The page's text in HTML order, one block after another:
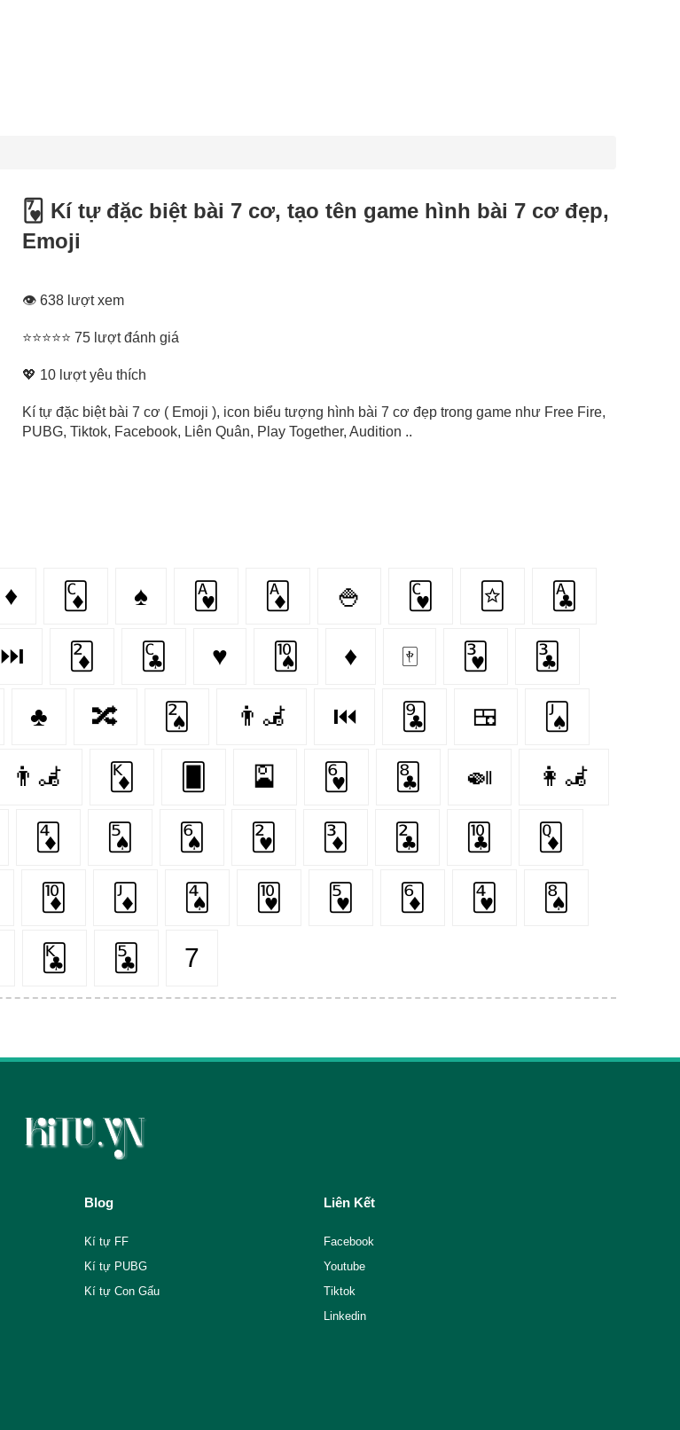
🂷 Kí tự đặc biệt bài 7 cơ, tạo tên game hình bài 7 cơ đẹp,
Emoji
👁 638 lượt xem
⭐⭐⭐⭐⭐ 75 lượt đánh giá
💖 10 lượt yêu thích
Kí tự đặc biệt bài 7 cơ ( Emoji ), icon biểu tượng hình bài 7 cơ đẹp trong game như Free Fire,
PUBG, Tiktok, Facebook, Liên Quân, Play Together, Audition ..
♦️ 🃌 ♠️ 🂱 🃁 🍚 🂼 🃟 🃑
⏭ 🃂 🃜 ♥️ 🂪 ♦ 🀄 🂳 🃓
♣️ 🔀 🂢 👨‍🦼‍️ ⏮ 🃙 🍱 🂫
👨‍🦼 🃎 🎴 🂶 🃘 🍛 👩‍🦼
🃄 🂥 🂦 🂲 🃃 🃒 🃚 🃍
🃊 🃋 🂤 🂺 🂵 🃆 🂴 🂨
🃞 🃕 7
Blog
Kí tự FF
Kí tự PUBG
Kí tự Con Gấu
Liên Kết
Facebook
Youtube
Tiktok
Linkedin